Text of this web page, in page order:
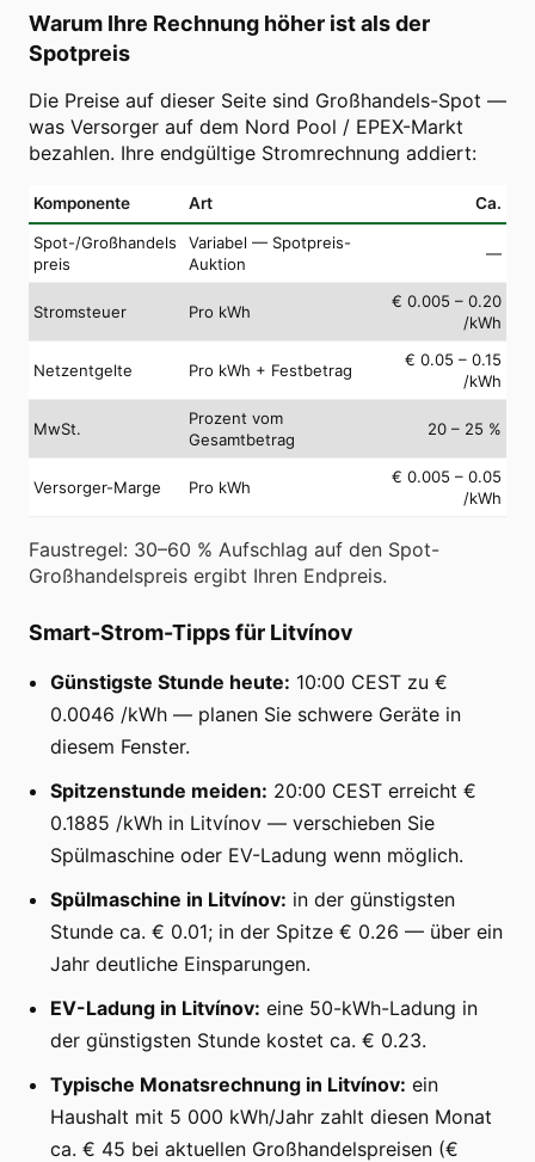
Warum Ihre Rechnung höher ist als der
Spotpreis
Die Preise auf dieser Seite sind Großhandels-Spot —
was Versorger auf dem Nord Pool / EPEX-Markt
bezahlen. Ihre endgültige Stromrechnung addiert:
Komponente Art Ca.
Spot-/Großhandels
preis
Variabel — Spotpreis-
Auktion
—
Stromsteuer Pro kWh
€ 0.005 – 0.20
/kWh
Netzentgelte Pro kWh + Festbetrag
€ 0.05 – 0.15
/kWh
MwSt.
Prozent vom
Gesamtbetrag
20 – 25 %
Versorger-Marge Pro kWh
€ 0.005 – 0.05
/kWh
Faustregel: 30–60 % Aufschlag auf den Spot-
Großhandelspreis ergibt Ihren Endpreis.
Smart-Strom-Tipps für Litvínov
Günstigste Stunde heute: 10:00 CEST zu €
0.0046 /kWh — planen Sie schwere Geräte in
diesem Fenster.
Spitzenstunde meiden: 20:00 CEST erreicht €
0.1885 /kWh in Litvínov — verschieben Sie
Spülmaschine oder EV-Ladung wenn möglich.
Spülmaschine in Litvínov: in der günstigsten
Stunde ca. € 0.01; in der Spitze € 0.26 — über ein
Jahr deutliche Einsparungen.
EV-Ladung in Litvínov: eine 50-kWh-Ladung in
der günstigsten Stunde kostet ca. € 0.23.
Typische Monatsrechnung in Litvínov: ein
Haushalt mit 5 000 kWh/Jahr zahlt diesen Monat
ca. € 45 bei aktuellen Großhandelspreisen (€